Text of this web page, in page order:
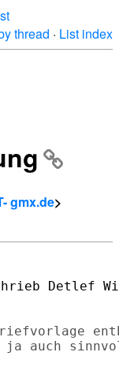
thread · List index
gmx.de>
Detlef